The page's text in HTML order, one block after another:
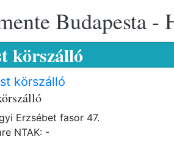
Budapesta -
körszálló
körszálló
Erzsébet fasor 47.
NTAK: -